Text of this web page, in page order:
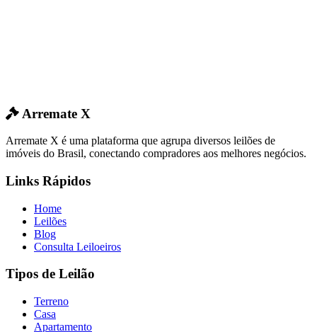
Arremate X
Arremate X é uma plataforma que agrupa diversos leilões de
imóveis do Brasil, conectando compradores aos melhores negócios.
Links Rápidos
Home
Leilões
Blog
Consulta Leiloeiros
Tipos de Leilão
Terreno
Casa
Apartamento